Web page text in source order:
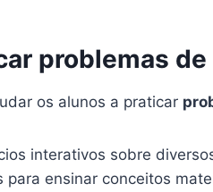
problemas
os alunos a praticar
interativos sobre
ensinar conceitos